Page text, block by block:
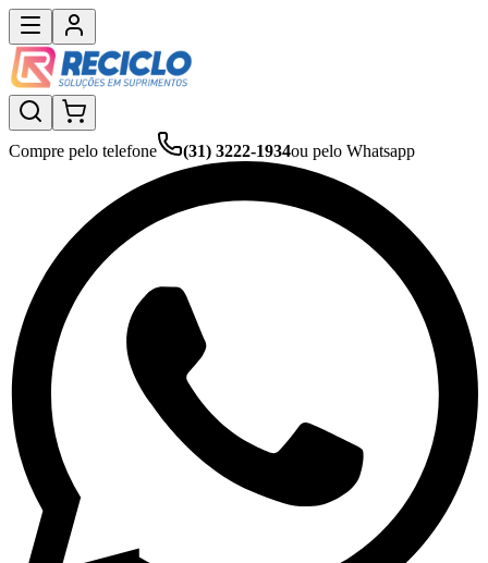
Compre pelo telefone (31) 3222-1934ou pelo Whatsapp